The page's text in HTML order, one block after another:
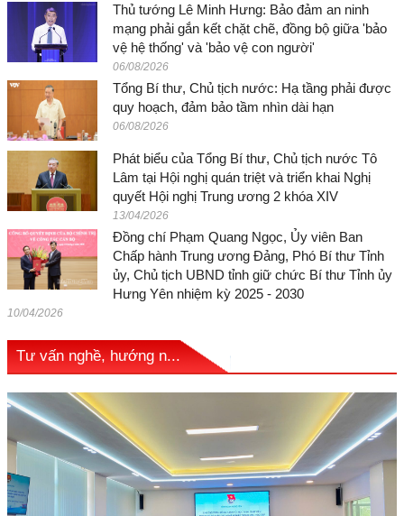
Thủ tướng Lê Minh Hưng: Bảo đảm an ninh
mạng phải gắn kết chặt chẽ, đồng bộ giữa 'bảo
vệ hệ thống' và 'bảo vệ con người'
06/08/2026
Tổng Bí thư, Chủ tịch nước: Hạ tầng phải được
quy hoạch, đảm bảo tầm nhìn dài hạn
06/08/2026
Phát biểu của Tổng Bí thư, Chủ tịch nước Tô
Lâm tại Hội nghị quán triệt và triển khai Nghị
quyết Hội nghị Trung ương 2 khóa XIV
13/04/2026
Đồng chí Phạm Quang Ngọc, Ủy viên Ban
Chấp hành Trung ương Đảng, Phó Bí thư Tỉnh
ủy, Chủ tịch UBND tỉnh giữ chức Bí thư Tỉnh ủy
Hưng Yên nhiệm kỳ 2025 - 2030
10/04/2026
Tư vấn nghề, hướng n...